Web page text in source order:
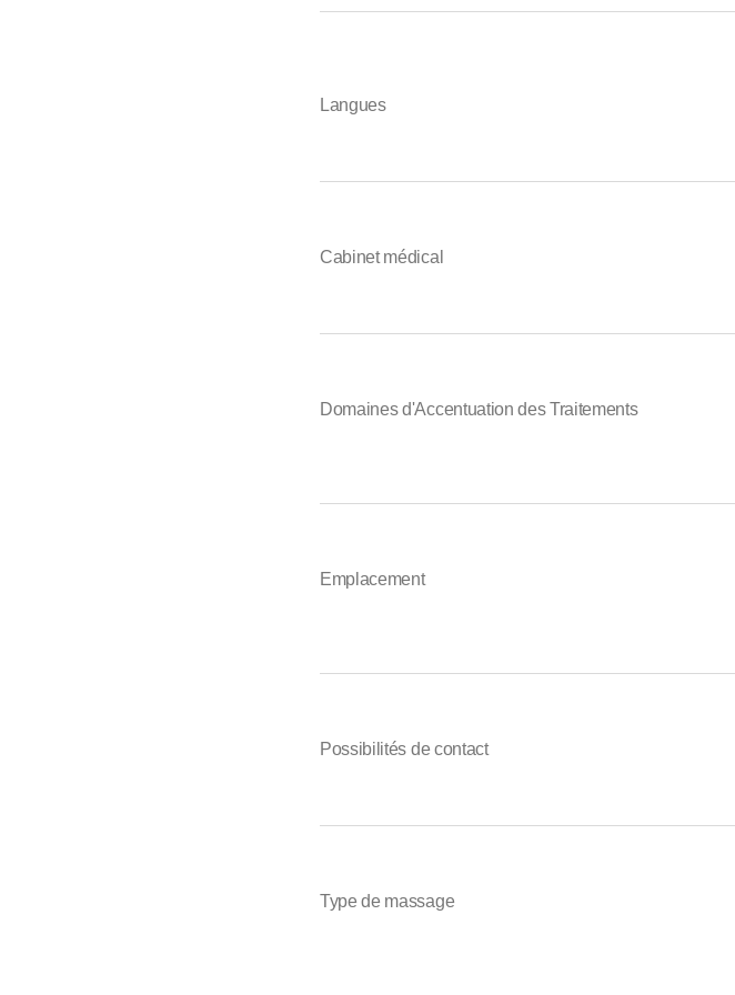
Langues
Cabinet médical
Domaines d'Accentuation des Traitements
Emplacement
Possibilités de contact
Type de massage